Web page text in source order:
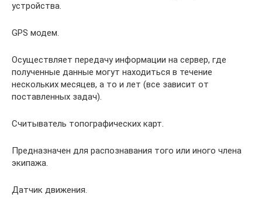
устройства.
GPS модем.
Осуществляет передачу информации на сервер, где
полученные данные могут находиться в течение
нескольких месяцев, а то и лет (все зависит от
поставленных задач).
Считыватель топографических карт.
Предназначен для распознавания того или иного члена
экипажа.
Датчик движения.